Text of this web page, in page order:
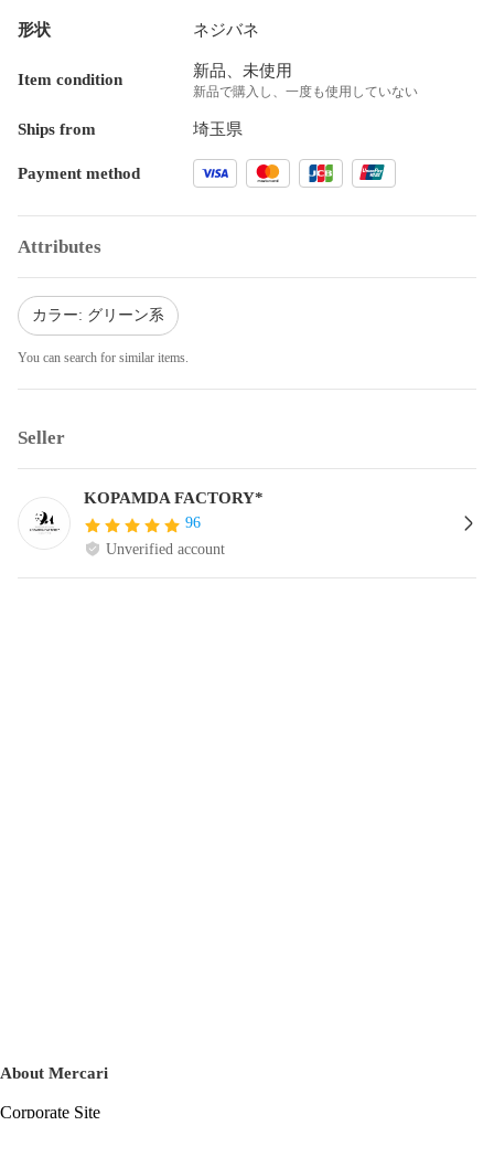
形状 ネジバネ
Item condition 新品、未使用
新品で購入し、一度も使用していない
Ships from 埼玉県
Payment method
Attributes
カラー: グリーン系
You can search for similar items.
Seller
KOPAMDA FACTORY*
96
Unverified account
About Mercari
Corporate Site